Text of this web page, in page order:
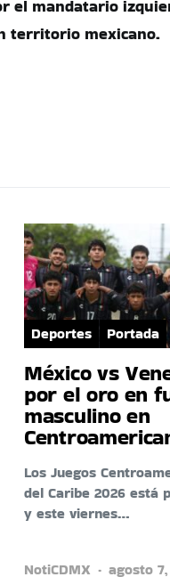
el mandatario
territorio mexicano.
Deportes Portada
México vs
por el oro en
masculino en
Los Juegos
del Caribe 2026 está
y este viernes…
NotiCDMX agosto